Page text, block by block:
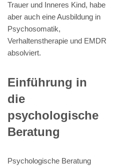
Trauer und Inneres Kind, habe
aber auch eine Ausbildung in
Psychosomatik,
Verhaltenstherapie und EMDR
absolviert.
Einführung in
die
psychologische
Beratung
Psychologische Beratung